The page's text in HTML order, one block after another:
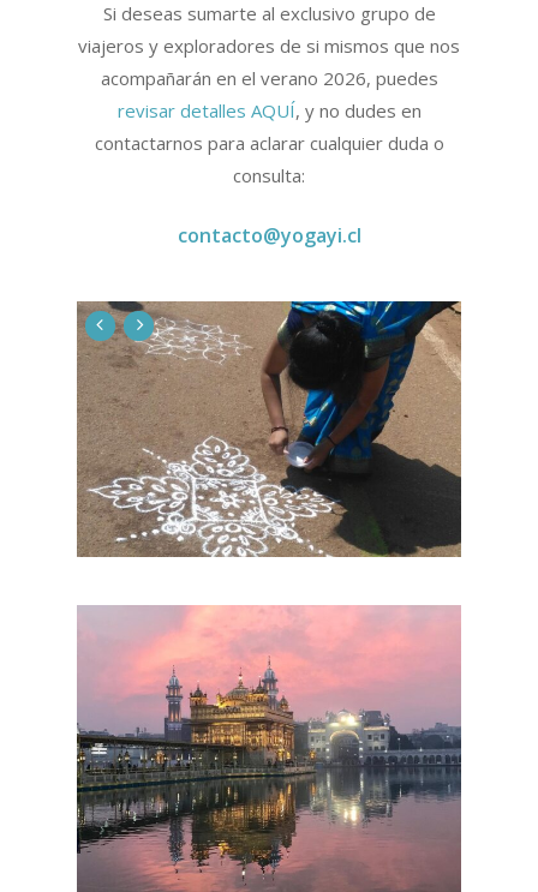
Si deseas sumarte al exclusivo grupo de
viajeros y exploradores de si mismos que nos
acompañarán en el verano 2026, puedes
revisar detalles AQUÍ, y no dudes en
contactarnos para aclarar cualquier duda o
consulta:
contacto@yogayi.cl